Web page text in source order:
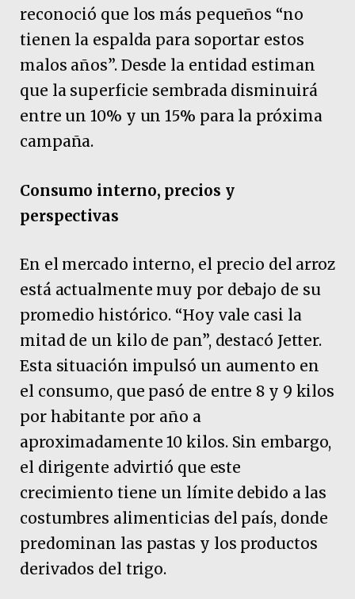
reconoció que los más pequeños “no
tienen la espalda para soportar estos
malos años”. Desde la entidad estiman
que la superficie sembrada disminuirá
entre un 10% y un 15% para la próxima
campaña.
Consumo interno, precios y
perspectivas
En el mercado interno, el precio del arroz
está actualmente muy por debajo de su
promedio histórico. “Hoy vale casi la
mitad de un kilo de pan”, destacó Jetter.
Esta situación impulsó un aumento en
el consumo, que pasó de entre 8 y 9 kilos
por habitante por año a
aproximadamente 10 kilos. Sin embargo,
el dirigente advirtió que este
crecimiento tiene un límite debido a las
costumbres alimenticias del país, donde
predominan las pastas y los productos
derivados del trigo.